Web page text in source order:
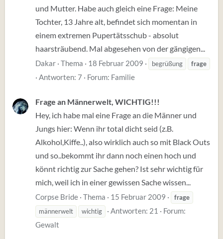
und Mutter. Habe auch gleich eine Frage: Meine
Tochter, 13 Jahre alt, befindet sich momentan in
einem extremen Pupertätsschub - absolut
haarsträubend. Mal abgesehen von der gängigen...
Dakar Thema 18 Februar 2009 begrüßung frage
Antworten: 7 Forum: Familie
Frage an Männerwelt, WICHTIG!!!
Hey, ich habe mal eine Frage an die Männer und
Jungs hier: Wenn ihr total dicht seid (z.B.
Alkohol,Kiffe..), also wirklich auch so mit Black Outs
und so..bekommt ihr dann noch einen hoch und
könnt richtig zur Sache gehen? Ist sehr wichtig für
mich, weil ich in einer gewissen Sache wissen...
Corpse Bride Thema 15 Februar 2009
frage
männerwelt
wichtig Antworten: 21
Forum:
Gewalt